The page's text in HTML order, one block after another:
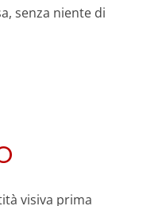
senza niente di
visiva prima